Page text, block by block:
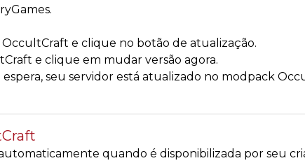
e clique no botão de atualização.
e clique em mudar versão agora.
seu servidor está atualizado no modpack
quando é disponibilizada por seu